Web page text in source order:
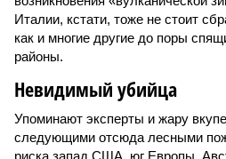
Италии, кстати, тоже не стоит
как и многие другие до поры
районы.
Невидимый убийца
Упоминают эксперты и жару
следующими отсюда лесными
риска запад США, юг Европы,